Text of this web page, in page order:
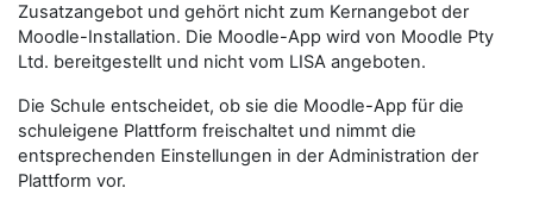
Zusatzangebot und gehört nicht zum Kernangebot der
Moodle-Installation. Die Moodle-App wird von Moodle Pty
Ltd. bereitgestellt und nicht vom LISA angeboten.
Die Schule entscheidet, ob sie die Moodle-App für die
schuleigene Plattform freischaltet und nimmt die
entsprechenden Einstellungen in der Administration der
Plattform vor.